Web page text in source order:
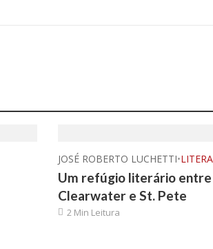
JOSÉ ROBERTO LUCHETTI•
Um refúgio literário entre
Clearwater e St. Pete
2 Min Leitura